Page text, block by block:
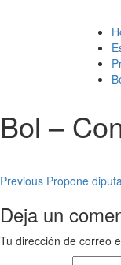
Bol –
Post
navigation
Previous Propone
Deja un
Tu dirección de correo